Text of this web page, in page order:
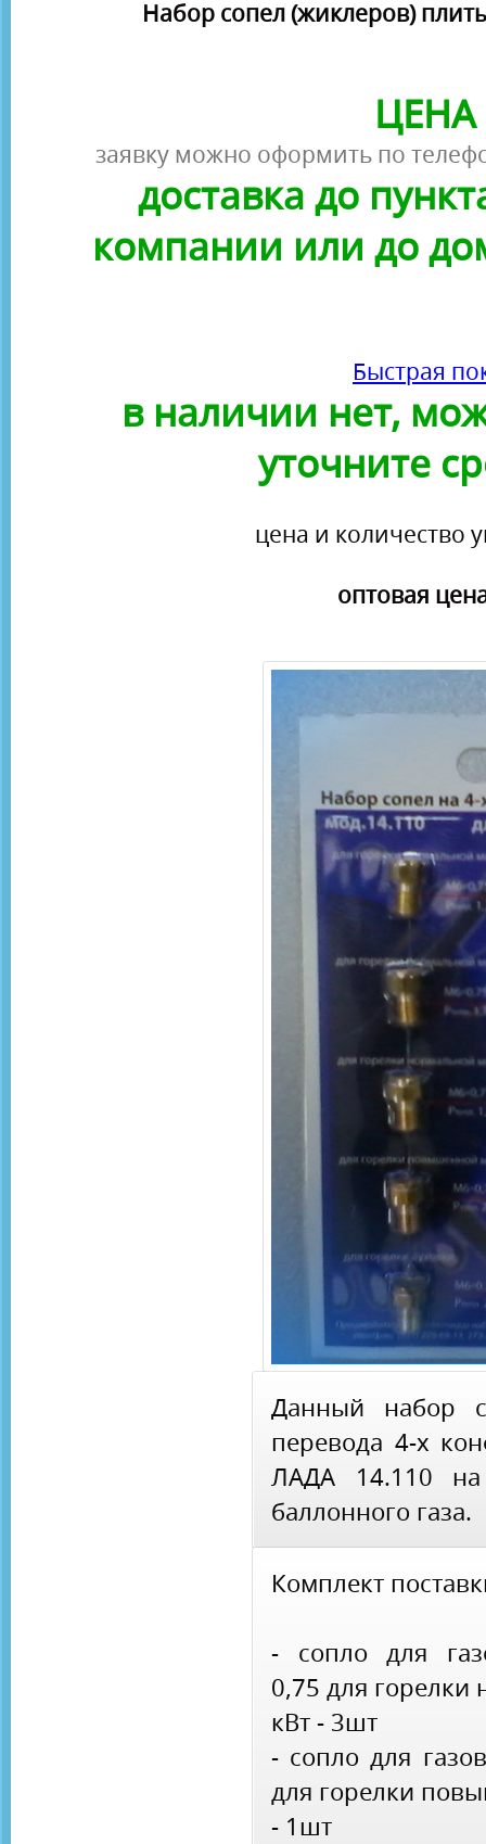
Набор сопел (жиклеров)
ЦЕНА
заявку можно оформить по
доставка до
компании или до
Быстрая
в наличии нет,
уточните
цена и количество
оптовая
Данный набор
перевода 4-х
ЛАДА 14.110 на
баллонного газа.
Комплект
- сопло для
0,75 для
кВт - 3шт
- сопло для
для горелки
- 1шт